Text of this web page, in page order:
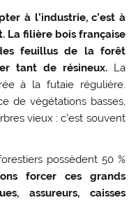
à l’industrie, c’est à
La filière bois française
feuillus de la forêt
tant de résineux. La
à la futaie régulière.
de végétations basses,
vieux : c’est souvent
possèdent 50 %
forcer ces grands
assureurs, caisses